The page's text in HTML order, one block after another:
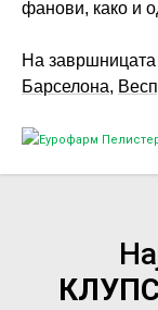
фанови, како и
На
Барселона,